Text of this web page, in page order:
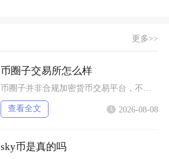
更多>>
币圈子交易所怎么样
币圈子并非合规加密货币交易平台，不能直接开展币币、法币兑换等实盘交易业务，本质是区块链行业
查看全文 2026-08-08
sky币是真的吗